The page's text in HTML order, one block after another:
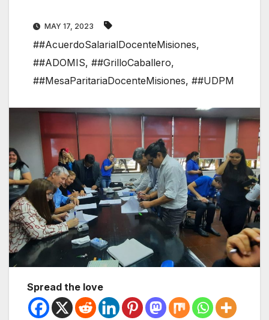
MAY 17, 2023
##AcuerdoSalarialDocenteMisiones,
##ADOMIS, ##GrilloCaballero,
##MesaParitariaDocenteMisiones, ##UDPM
Spread the love